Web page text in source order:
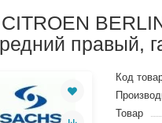
правый,
Код
Товар